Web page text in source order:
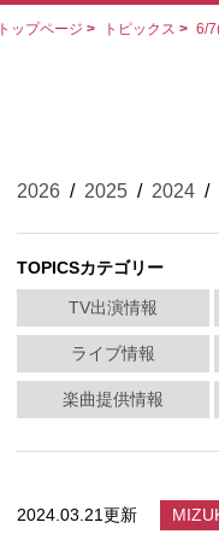
トップページ > トピックス > 6/
2026 / 2025 / 2024 /
TOPICSカテゴリー
TV出演情報
ライブ情報
楽曲提供情報
2024.03.21更新